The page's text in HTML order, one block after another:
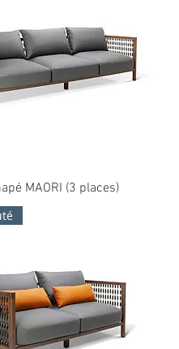
MAORI (3 places)